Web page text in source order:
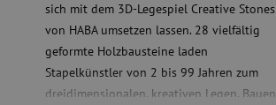
sich mit dem 3D-Legespiel Creative Stones
von HABA umsetzen lassen. 28 vielfältig
geformte Holzbausteine laden
Stapelkünstler von 2 bis 99 Jahren zum
dreidimensionalen, kreativen Legen, Bauen